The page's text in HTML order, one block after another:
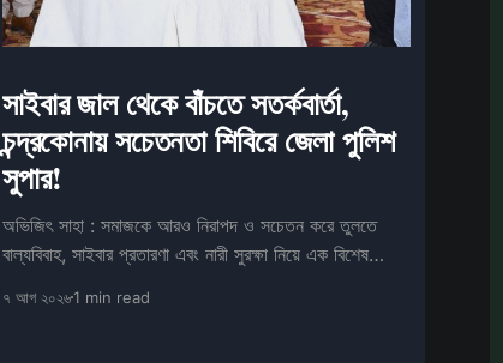
সাইবার জাল থেকে বাঁচতে সতর্কবার্তা,
চন্দ্রকোনায় সচেতনতা শিবিরে জেলা পুলিশ
সুপার!
অভিজিৎ সাহা : সমাজকে আরও নিরাপদ ও সচেতন করে তুলতে
বাল্যবিবাহ, সাইবার প্রতারণা এবং নারী সুরক্ষা নিয়ে এক বিশেষ
৭ আগ ২০২৬1 min read